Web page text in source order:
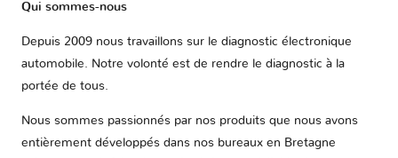
Qui sommes-nous
Depuis 2009 nous travaillons sur le diagnostic électronique
automobile. Notre volonté est de rendre le diagnostic à la
portée de tous.
Nous sommes passionnés par nos produits que nous avons
entièrement développés dans nos bureaux en Bretagne